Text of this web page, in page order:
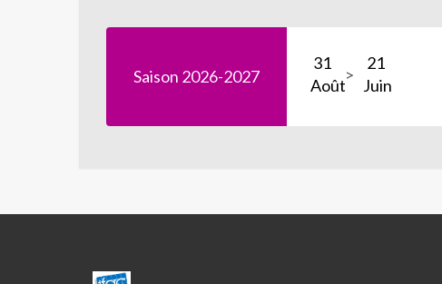
Saison 2026-2027
31
Août
21
Juin
CENTRE